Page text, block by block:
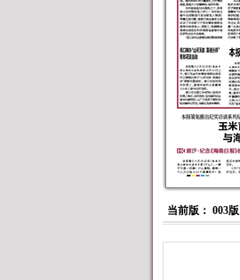
当前版： 003版